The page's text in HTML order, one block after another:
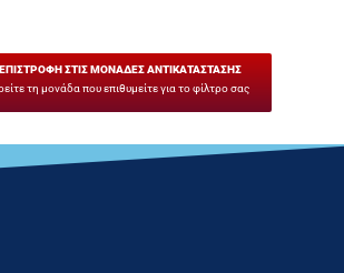
ΕΠΙΣΤΡΟΦΗ ΣΤΙΣ ΜΟΝΑΔΕΣ ΑΝΤΙΚΑΤΑΣΤΑΣΗΣ
τη μονάδα που επιθυμείτε για το φίλτρο σας